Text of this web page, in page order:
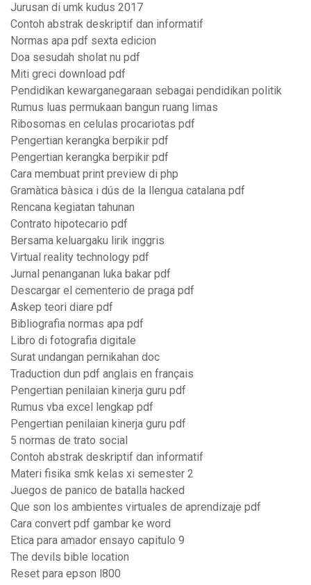
Jurusan di umk kudus 2017
Contoh abstrak deskriptif dan informatif
Normas apa pdf sexta edicion
Doa sesudah sholat nu pdf
Miti greci download pdf
Pendidikan kewarganegaraan sebagai pendidikan politik
Rumus luas permukaan bangun ruang limas
Ribosomas en celulas procariotas pdf
Pengertian kerangka berpikir pdf
Pengertian kerangka berpikir pdf
Cara membuat print preview di php
Gramàtica bàsica i dús de la llengua catalana pdf
Rencana kegiatan tahunan
Contrato hipotecario pdf
Bersama keluargaku lirik inggris
Virtual reality technology pdf
Jurnal penanganan luka bakar pdf
Descargar el cementerio de praga pdf
Askep teori diare pdf
Bibliografia normas apa pdf
Libro di fotografia digitale
Surat undangan pernikahan doc
Traduction dun pdf anglais en français
Pengertian penilaian kinerja guru pdf
Rumus vba excel lengkap pdf
Pengertian penilaian kinerja guru pdf
5 normas de trato social
Contoh abstrak deskriptif dan informatif
Materi fisika smk kelas xi semester 2
Juegos de panico de batalla hacked
Que son los ambientes virtuales de aprendizaje pdf
Cara convert pdf gambar ke word
Etica para amador ensayo capitulo 9
The devils bible location
Reset para epson l800